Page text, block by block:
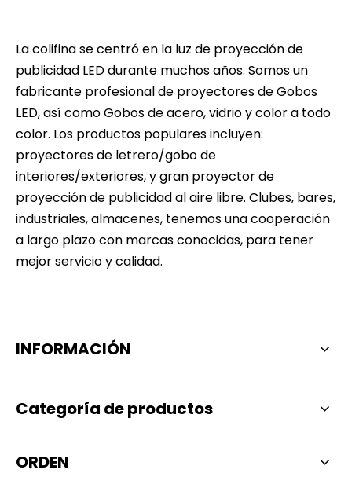
La colifina se centró en la luz de proyección de
publicidad LED durante muchos años. Somos un
fabricante profesional de proyectores de Gobos
LED, así como Gobos de acero, vidrio y color a todo
color. Los productos populares incluyen:
proyectores de letrero/gobo de
interiores/exteriores, y gran proyector de
proyección de publicidad al aire libre. Clubes, bares,
industriales, almacenes, tenemos una cooperación
a largo plazo con marcas conocidas, para tener
mejor servicio y calidad.
INFORMACIÓN
Categoría de productos
ORDEN